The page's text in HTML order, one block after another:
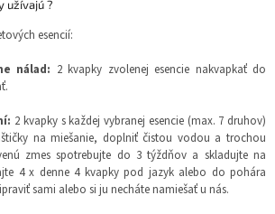
užívajú ?
esencií:
nálad: 2 kvapky zvolenej esencie nakvapkať do
2 kvapky s každej vybranej esencie (max. 7 druhov)
na miešanie, doplniť čistou vodou a trochou
zmes spotrebujte do 3 týždňov a skladujte na
4 x denne 4 kvapky pod jazyk alebo do pohára
sami alebo si ju necháte namiešať u nás.